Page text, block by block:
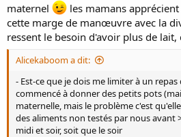
maternel
les mamans
cette marge de manœuvre avec la
ressent le besoin d'avoir plus de
Alicekaboom a dit:
- Est-ce que je dois me limiter à un
commencé à donner des petits pots
maternelle, mais le problème c'est
des aliments non testés par nous avant
midi et soir, soit que le soir